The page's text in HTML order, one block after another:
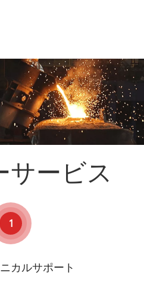
サービス
1
カルサポート